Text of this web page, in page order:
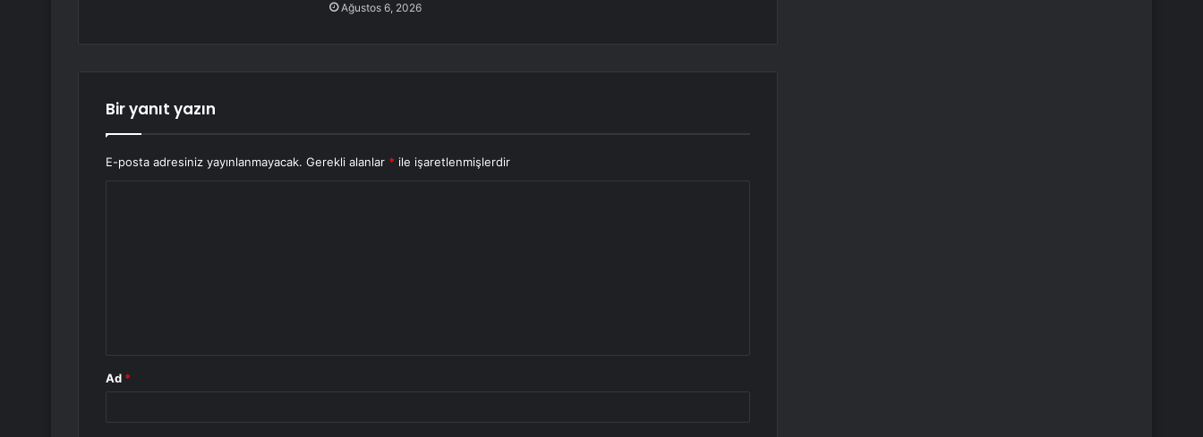
Ağustos 6, 2026
Bir yanıt yazın
E-posta adresiniz yayınlanmayacak. Gerekli alanlar * ile işaretlenmişlerdir
Ad *